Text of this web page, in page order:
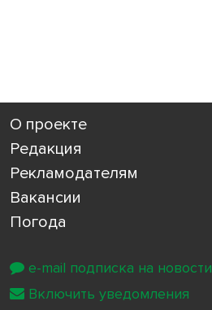
О проекте
Редакция
Рекламодателям
Вакансии
Погода
e-mail подписка на новости
Включить уведомления